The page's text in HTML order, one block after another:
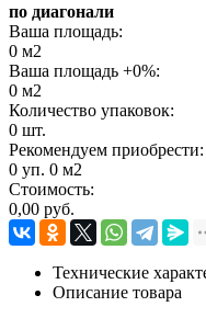
по диагонали
Ваша площадь:
0 м2
Ваша площадь +0%:
0 м2
Количество упаковок:
0 шт.
Рекомендуем приобрести:
0 уп. 0 м2
Стоимость:
0,00 руб.
Технические
Описание товара